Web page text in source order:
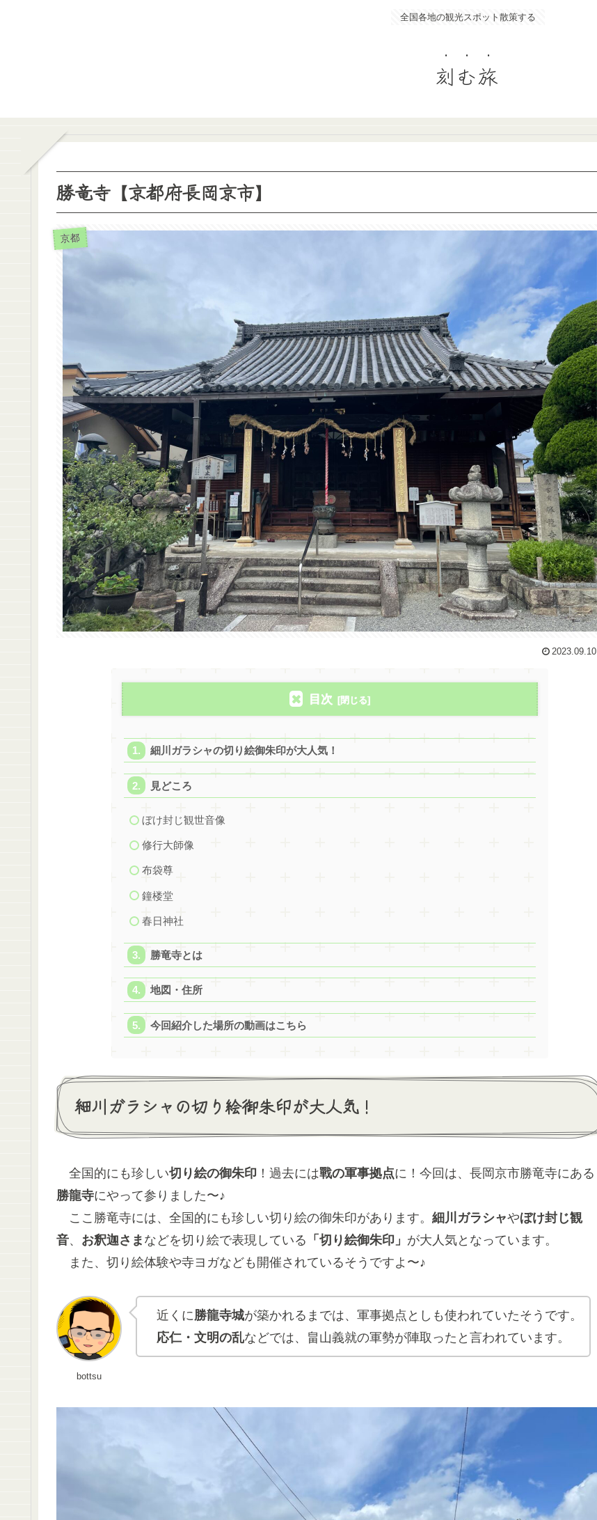
全国各地の観光スポット散策する
刻む旅
勝竜寺【京都府長岡京市】
京都
2023.09.10
目次
細川ガラシャの切り絵御朱印が大人気！
見どころ
ぼけ封じ観世音像
修行大師像
布袋尊
鐘楼堂
春日神社
勝竜寺とは
地図・住所
今回紹介した場所の動画はこちら
細川ガラシャの切り絵御朱印が大人気！
全国的にも珍しい切り絵の御朱印 ！過去には戰の軍事拠点に！今回は、長岡京市勝竜寺にある
勝龍寺にやって参りました〜♪
ここ勝竜寺には、全国的にも珍しい切り絵の御朱印があります。 細川ガラシャやぼけ封じ観
音、 お釈迦さま などを切り絵で表現している 「切り絵御朱印」 が大人気となっています。
また、切り絵体験や寺ヨガなども開催されているそうですよ〜♪
bottsu
近くに勝龍寺城が築かれるまでは、軍事拠点としも使われていたそうです。
応仁・文明の乱などでは、畠山義就の軍勢が陣取ったと言われています。